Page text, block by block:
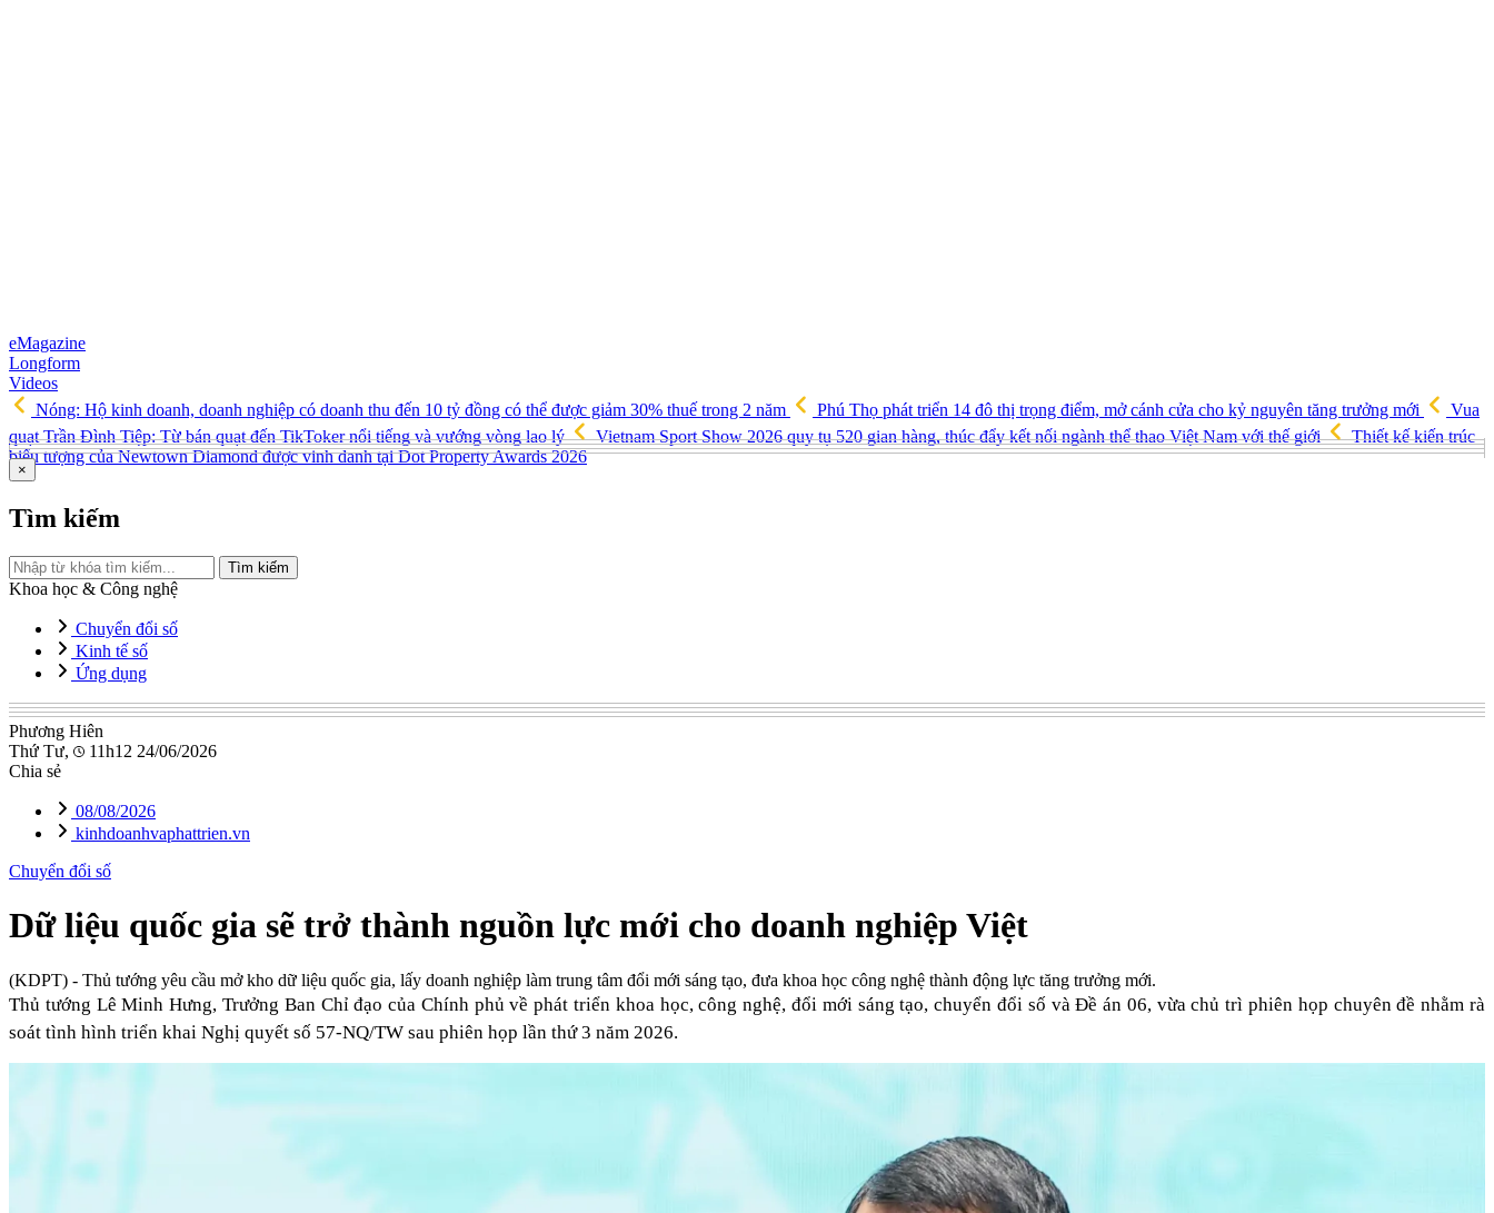
eMagazine
Longform
Videos
Nóng: Hộ kinh doanh, doanh nghiệp có doanh thu đến 10 tỷ đồng có thể được giảm 30% thuế trong 2 năm
Phú Thọ phát triển 14 đô thị trọng điểm, mở cánh cửa cho kỷ nguyên tăng trưởng mới
Vua
quạt Trần Đình Tiệp: Từ bán quạt đến TikToker nổi tiếng và vướng vòng lao lý
Vietnam Sport Show 2026 quy tụ 520 gian hàng, thúc đẩy kết nối ngành thể thao Việt Nam với thế giới
Thiết kế kiến trúc
biểu tượng của Newtown Diamond được vinh danh tại Dot Property Awards 2026
×
Tìm kiếm
Tìm kiếm
Khoa học & Công nghệ
Chuyển đổi số
Kinh tế số
Ứng dụng
Phương Hiên
Thứ Tư,
11h12 24/06/2026
Chia sẻ
08/08/2026
kinhdoanhvaphattrien.vn
Chuyển đổi số
Dữ liệu quốc gia sẽ trở thành nguồn lực mới cho doanh nghiệp Việt
(KDPT) - Thủ tướng yêu cầu mở kho dữ liệu quốc gia, lấy doanh nghiệp làm trung tâm đổi mới sáng tạo, đưa khoa học công nghệ thành động lực tăng trưởng mới.
Thủ tướng Lê Minh Hưng, Trưởng Ban Chỉ đạo của Chính phủ về phát triển khoa học, công nghệ, đổi mới sáng tạo, chuyển đổi số và Đề án 06, vừa chủ trì phiên họp chuyên đề nhằm rà
soát tình hình triển khai Nghị quyết số 57-NQ/TW sau phiên họp lần thứ 3 năm 2026.